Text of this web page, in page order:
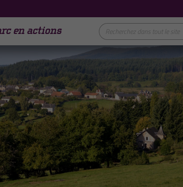
en actions